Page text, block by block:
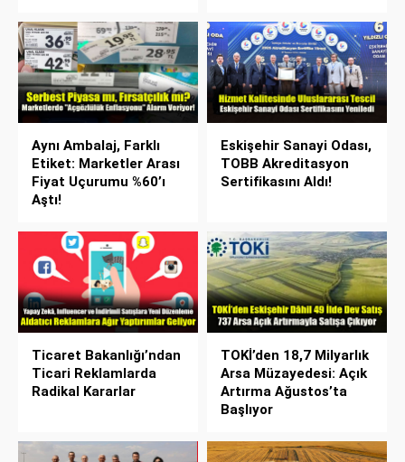
Aynı Ambalaj, Farklı
Etiket: Marketler Arası
Fiyat Uçurumu %60’ı
Aştı!
Eskişehir Sanayi Odası,
TOBB Akreditasyon
Sertifikasını Aldı!
Ticaret Bakanlığı’ndan
Ticari Reklamlarda
Radikal Kararlar
TOKİ’den 18,7 Milyarlık
Arsa Müzayedesi: Açık
Artırma Ağustos’ta
Başlıyor